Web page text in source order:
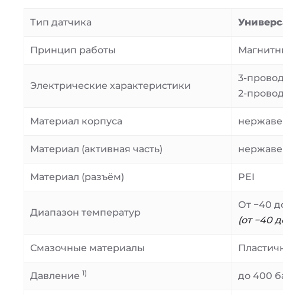
Тип датчика
Принцип работы
Электрические характеристики
3-
2-
Материал корпуса
Материал (активная часть)
Материал (разъём) PEI
Диапазон температур
От −40
(от −40
Смазочные материалы
Давление 1) до 400